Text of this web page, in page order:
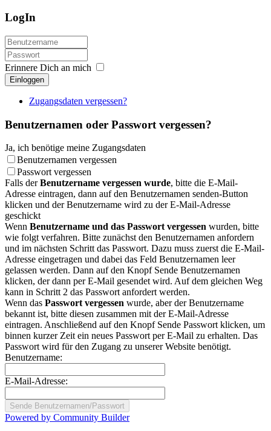
LogIn
Erinnere Dich an mich
Einloggen
Zugangsdaten vergessen?
Benutzernamen oder Passwort vergessen?
Ja, ich benötige meine Zugangsdaten
Benutzernamen vergessen
Passwort vergessen
Falls derBenutzername vergessen wurde, bitte die E-Mail-
Adresse eintragen, dann auf den Benutzernamen senden-Button
klicken und der Benutzername wird zu der E-Mail-Adresse
geschickt
Wenn Benutzername und das Passwort vergessen wurden, bitte
wie folgt verfahren. Bitte zunächst den Benutzernamen anfordern
und im nächsten Schritt das Passwort. Dazu muss zuerst die E-Mail-
Adresse eingetragen und dabei das Feld Benutzernamen leer
gelassen werden. Dann auf den Knopf Sende Benutzernamen
klicken, der dann per E-Mail gesendet wird. Auf dem gleichen Weg
kann in Schritt 2 das Passwort anfordert werden.
Wenn das Passwort vergessen wurde, aber der Benutzername
bekannt ist, bitte diesen zusammen mit der E-Mail-Adresse
eintragen. Anschließend auf den Knopf Sende Passwort klicken, um
binnen kurzer Zeit ein neues Passwort per E-Mail zu erhalten. Das
Passwort wird für den Zugang zu unserer Website benötigt.
Benutzername:
E-Mail-Adresse:
Powered by Community Builder